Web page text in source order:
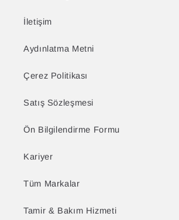
İletişim
Aydınlatma Metni
Çerez Politikası
Satış Sözleşmesi
Ön Bilgilendirme Formu
Kariyer
Tüm Markalar
Tamir & Bakım Hizmeti